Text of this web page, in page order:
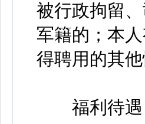
被行政拘留
军籍的；本
得聘用的其他
福利待遇